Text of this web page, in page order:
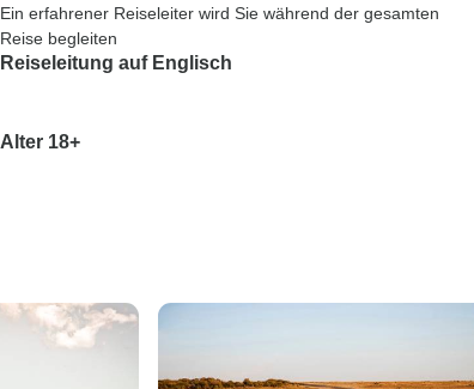
Ein erfahrener Reiseleiter wird Sie während der gesamten
Reise begleiten
Reiseleitung auf Englisch
Alter 18+